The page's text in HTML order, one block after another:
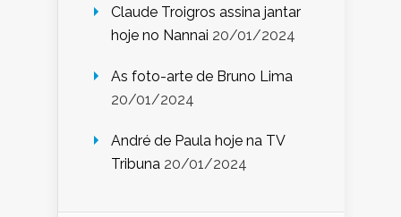
Claude Troigros assina jantar
hoje no Nannai 20/01/2024
As foto-arte de Bruno Lima
20/01/2024
André de Paula hoje na TV
Tribuna 20/01/2024